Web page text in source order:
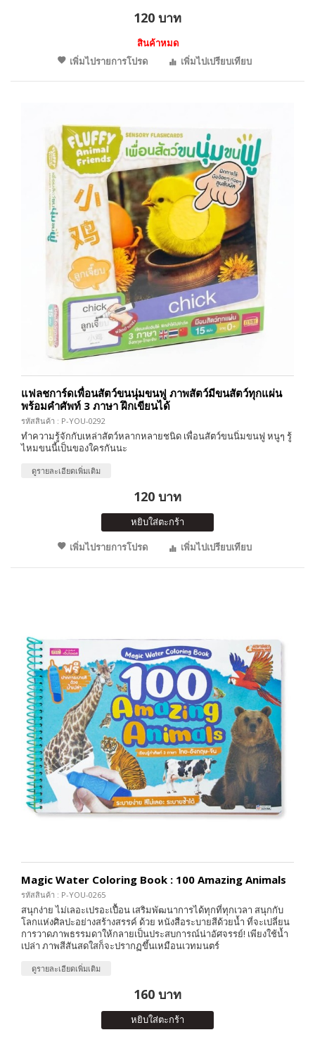
120 บาท
สินค้าหมด
เพิ่มไปรายการโปรด
เพิ่มไปเปรียบเทียบ
แฟลชการ์ดเพื่อนสัตว์ขนนุ่มขนฟู ภาพสัตว์มีขนสัตว์ทุกแผ่น
พร้อมคำศัพท์ 3 ภาษา ฝึกเขียนได้
รหัสสินค้า : P-YOU-0292
ทำความรู้จักกับเหล่าสัตว์หลากหลายชนิด เพื่อนสัตว์ขนนิ่มขนฟู หนูๆ รู้
ไหมขนนี้เป็นของใครกันนะ
ดูรายละเอียดเพิ่มเติม
120 บาท
หยิบใส่ตะกร้า
เพิ่มไปรายการโปรด
เพิ่มไปเปรียบเทียบ
Magic Water Coloring Book : 100 Amazing Animals
รหัสสินค้า : P-YOU-0265
สนุกง่าย ไม่เลอะเปรอะเปื้อน เสริมพัฒนาการได้ทุกที่ทุกเวลา สนุกกับ
โลกแห่งศิลปะอย่างสร้างสรรค์ ด้วย หนังสือระบายสีด้วยน้ำ ที่จะเปลี่ยน
การวาดภาพธรรมดาให้กลายเป็นประสบการณ์น่าอัศจรรย์! เพียงใช้น้ำ
เปล่า ภาพสีสันสดใสก็จะปรากฏขึ้นเหมือนเวทมนตร์
ดูรายละเอียดเพิ่มเติม
160 บาท
หยิบใส่ตะกร้า